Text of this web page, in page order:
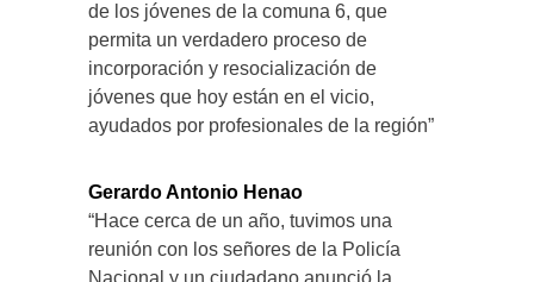
de los jóvenes de la comuna 6, que
permita un verdadero proceso de
incorporación y resocialización de
jóvenes que hoy están en el vicio,
ayudados por profesionales de la región”
Gerardo Antonio Henao
“Hace cerca de un año, tuvimos una
reunión con los señores de la Policía
Nacional y un ciudadano anunció la